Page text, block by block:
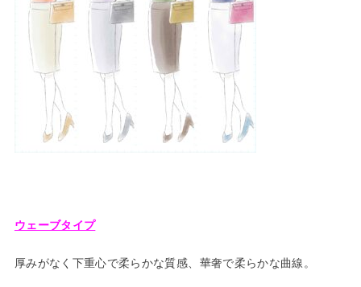
ウェーブタイプ
厚みがなく下重心で柔らかな質感、華奢で柔らかな曲線。